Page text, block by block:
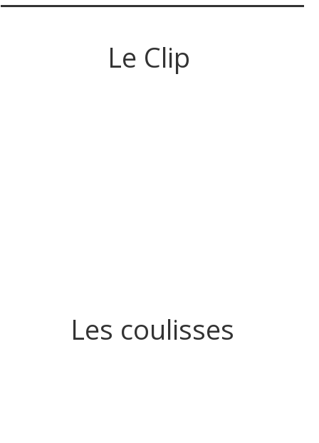
Le Clip
Les coulisses